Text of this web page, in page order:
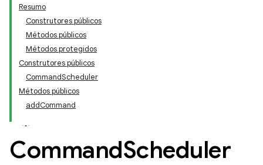
Resumo
Construtores públicos
Métodos públicos
Métodos protegidos
Construtores públicos
CommandScheduler
Métodos públicos
addCommand
CommandScheduler